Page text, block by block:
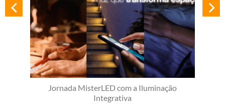
Jornada MisterLED com a Iluminação
Integrativa